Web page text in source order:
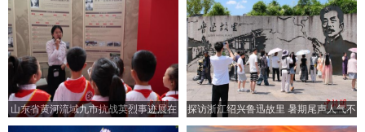
山东省黄河流域九市抗战英烈事迹展在
济南开展
探访浙江绍兴鲁迅故里 暑期尾声人气不
减